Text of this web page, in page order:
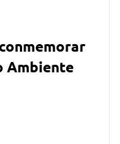
Ambiente